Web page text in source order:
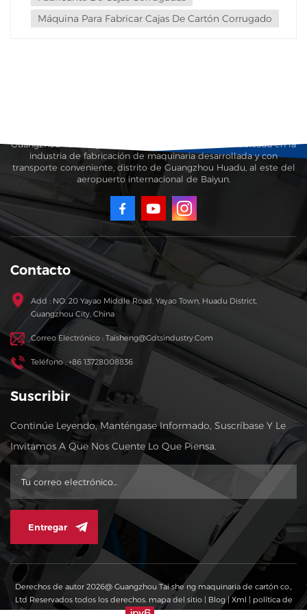
Máquina Para Fabricar Cajas De Cartón Corrugado
Guangzhou Taisheng Carton Machinery Co., Ltd. está ubicada en la
industria de fabricación de maquinaria desarrollada y con
transporte conveniente, distrito de Guangzhou Huadu, al este del
aeropuerto internacional de Baiyun.
Contacto
Add : NO. 20 Yayao Middle Road, Yayao Town, Huadu District,
Guangzhou City, China
Correo Electrónico : Taisheng@gdtsindustry.com
Teléfono : +86 13728008836
Suscribir
Continúe Leyendo, Manténgase Informado, Suscríbase Y Le
Invitamos A Que Nos Cuente Lo Que Piensa.
Entregar
Derechos de autor 2026@ Guangzhou Tai she ng maquinaria de cartón co.,
Ltd Reservados todos los derechos. mapa del sitio Blog|Xml
política de